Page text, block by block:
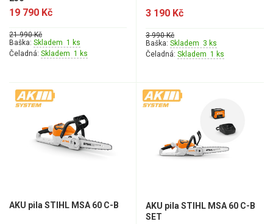
19 790 Kč
21 990 Kč
Baška: Skladem 1 ks
Čeladná: Skladem 1 ks
3 190 Kč
3 990 Kč
Baška: Skladem 3 ks
Čeladná: Skladem 1 ks
AKU pila STIHL MSA 60 C-B
AKU pila STIHL MSA 60 C-B
SET